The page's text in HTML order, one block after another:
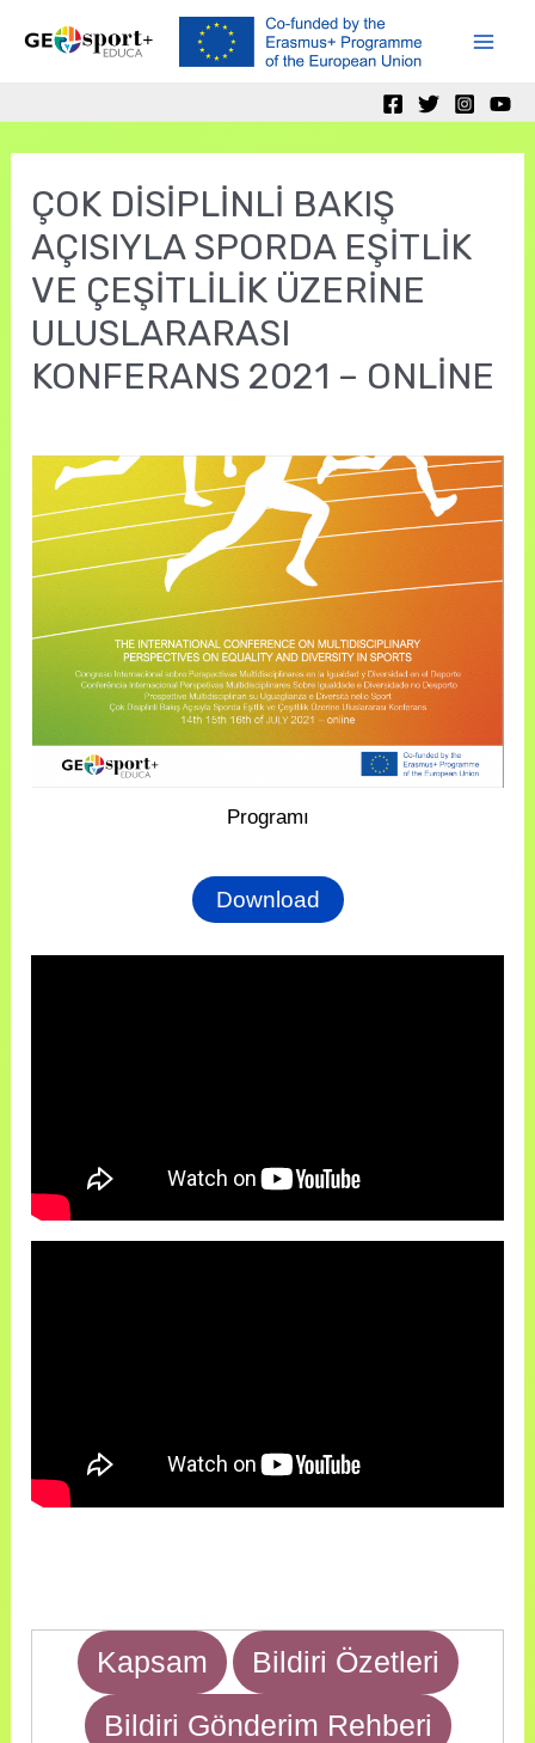
ÇOK DİSİPLİNLİ BAKIŞ
AÇISIYLA SPORDA EŞİTLİK
VE ÇEŞİTLİLİK ÜZERİNE
ULUSLARARASI
KONFERANS 2021 – ONLİNE
Programı
Download
Kapsam
Bildiri Özetleri
Bildiri Gönderim Rehberi